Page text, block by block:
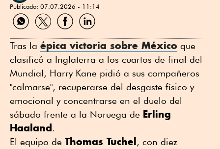
Publicado: 07.07.2026 - 11:14
Compartir
por
Compartir
por
Compartir
por
Compartir
por
Tras la épica victoria sobre México que
clasificó a Inglaterra a los cuartos de final del
Mundial, Harry Kane pidió a sus compañeros
"calmarse", recuperarse del desgaste físico y
emocional y concentrarse en el duelo del
sábado frente a la Noruega de Erling
Haaland.
El equipo de Thomas Tuchel, con diez